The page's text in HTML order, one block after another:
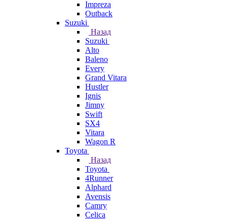
Impreza
Outback
Suzuki
Назад
Suzuki
Alto
Baleno
Every
Grand Vitara
Hustler
Ignis
Jimny
Swift
SX4
Vitara
Wagon R
Toyota
Назад
Toyota
4Runner
Alphard
Avensis
Camry
Celica